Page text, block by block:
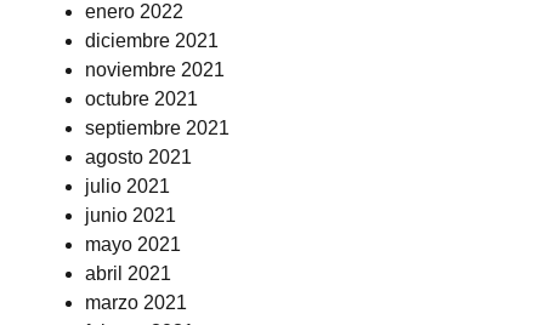
enero 2022
diciembre 2021
noviembre 2021
octubre 2021
septiembre 2021
agosto 2021
julio 2021
junio 2021
mayo 2021
abril 2021
marzo 2021